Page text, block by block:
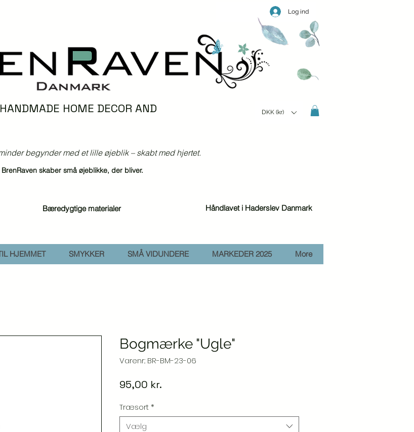
Log ind
HOME DECOR AND
DKK (kr)
begynder med et lille øjeblik – skabt med hjertet.
BrenRaven skaber små øjeblikke, der bliver.
Bæredygtige materialer Håndlavet i Haderslev Danmark
HJEMMET SMYKKER SMÅ VIDUNDERE MARKEDER 2025 More
Bogmærke "Ugle"
Varenr.: BR-BM-23-06
95,00 kr.
Træsort*
Vælg